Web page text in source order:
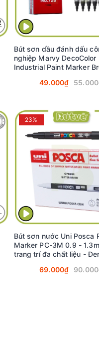
Bút sơn dầu đánh dấu
nghiệp Marvy DecoColor
Industrial Paint Marker
49.000₫
23%
Bút sơn nước Uni Posca
Marker PC-3M 0.9 -
trang trí đa chất liệu -
69.000₫